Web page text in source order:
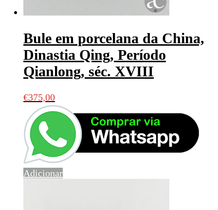
Bule em porcelana da China,
Dinastia Qing, Período
Qianlong, séc. XVIII
€375,00
Adicionar